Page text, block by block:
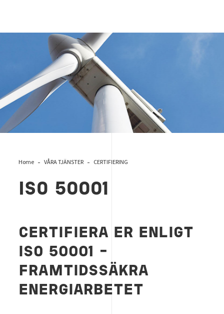
Home VÅRA TJÄNSTER CERTIFIERING
ISO 50001
CERTIFIERA ER ENLIGT
ISO 50001 –
FRAMTIDSSÄKRA
ENERGIARBETET